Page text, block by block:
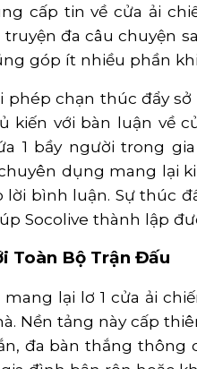
cấp tin về cửa ải
đa câu chuyện
góp ít nhiều phần
phép chạn thúc đẩy
kiến với bàn luận về
1 bầy người trong
dụng mang lại
lời bình luận. Sự thúc
Socolive thành lập
Toàn Bộ Trận Đấu
lại lơ 1 cửa ải
Nền tảng này cấp
đa bàn thắng